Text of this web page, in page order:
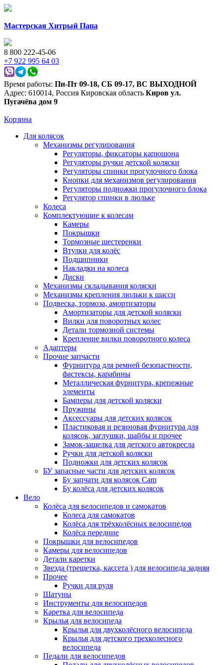
Мастерская Хитрый Папа
8 800 222-45-06
+7 922 995 64 03
Время работы: Пн-Пт 09-18, СБ 09-17, ВС ВЫХОДНОЙ
Адрес: 610014, Россия Кировская область Киров ул.
Пугачёва дом 9
Корзина
Для колясок
Механизмы регулирования
Регуляторы, фиксаторы капюшона
Регуляторы ручки детской коляски
Регуляторы спинки прогулочного блока
Кнопки для механизмов регулирования
Регуляторы подножки прогулочного блока
Регулятор спинки в люльке
Колеса
Комплектующие к колесам
Камеры
Покрышки
Тормозные шестеренки
Втулки для колёс
Подшипники
Накладки на колеса
Диски
Механизмы складывания коляски
Механизмы крепления люльки к шасси
Подвеска, тормоза, амортизаторы
Амортизаторы для детской коляски
Вилки для поворотных колес
Детали тормозной системы
Крепление вилки поворотного колеса
Адаптеры
Прочие запчасти
Фурнитура для ремней безопастности,
фастексы, карабины
Металлическая фурнитура, крепежные
элементы
Бамперы для детской коляски
Пружины
Аксессуары для детских колясок
Пластиковая и резиновая фурнитура для
колясок, заглушки, шайбы и прочее
Замок-защелка для детского автокресла
Ручки для детской коляски
Подножки для детских колясок
БУ запасные части для детских колясок
Бу запчати для колясок Cam
Бу колёса для детских колясок
Вело
Колёса для велосипедов и самокатов
Колеса для самокатов
Колёса для трёхколёсных велосипедов
Колёса передние
Покрышки для велосипедов
Камеры для велосипедов
Детали каретки
Звезда (трещетка, кассета ) для велосипеда задняя
Прочее
Ручки для руля
Шатуны
Инструменты для велосипедов
Каретка для велосипеда
Крылья для велосипеда
Крылья для двухколёсного велосипеда
Крылья для детского трехколесного
велосипеда
Педали для велосипедов